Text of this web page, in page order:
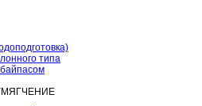
типа
УМЯГЧЕНИЕ